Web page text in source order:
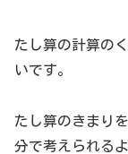
たし算の計算の
いです。
たし算のきまり
分で考えられる